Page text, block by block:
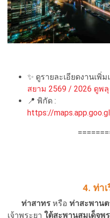
✨ ดูรายละเอียดงานเพิ่ม
สยาม 2569 / 2026 ดูพ
📍 พิกัด :
https://
4. ท่า
ท่าสาทร หรือ ท่าสะพาน
เจ้าพระยา ใต้สะพานสมเด็จพ